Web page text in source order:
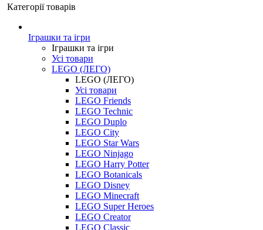
Категорії товарів
Іграшки та ігри
Іграшки та ігри
Усі товари
LEGO (ЛЕГО)
LEGO (ЛЕГО)
Усі товари
LEGO Friends
LEGO Technic
LEGO Duplo
LEGO City
LEGO Star Wars
LEGO Ninjago
LEGO Harry Potter
LEGO Botanicals
LEGO Disney
LEGO Minecraft
LEGO Super Heroes
LEGO Creator
LEGO Classic